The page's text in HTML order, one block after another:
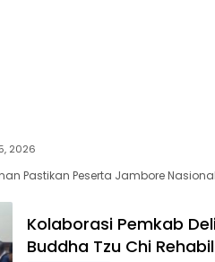
2026
Pastikan Peserta Jambore
Kolaborasi Pemkab
Buddha Tzu Chi